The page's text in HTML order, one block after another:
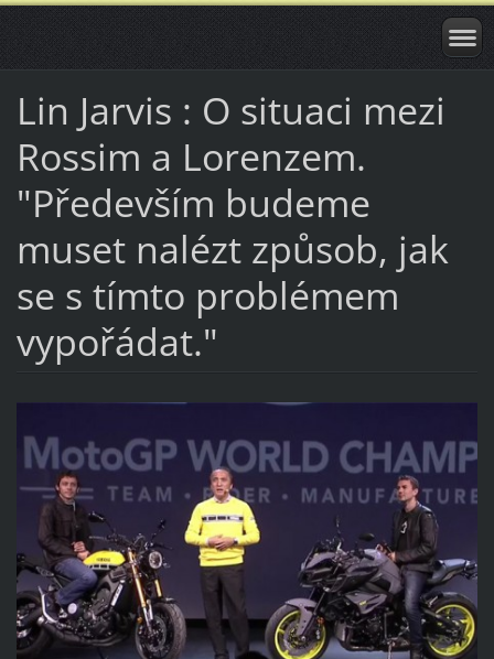
Lin Jarvis : O situaci mezi
Rossim a Lorenzem.
"Především budeme
muset nalézt způsob, jak
se s tímto problémem
vypořádat."